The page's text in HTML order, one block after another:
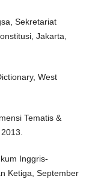
Sekretariat
Jakarta,
West
Tematis &
Inggris-
Ketiga, September